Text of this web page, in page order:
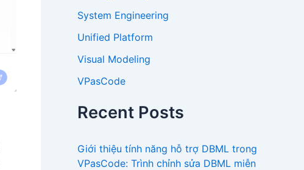
System Engineering
Unified Platform
Visual Modeling
VPasCode
Recent Posts
Giới thiệu tính năng hỗ trợ DBML trong
VPasCode: Trình chỉnh sửa DBML miễn